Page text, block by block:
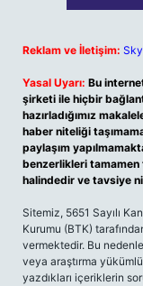
Reklam ve İletişim:
Yasal Uyarı: Bu
şirketi ile hiçbir
hazırladığımız
haber niteliği
paylaşım
benzerlikleri
halindedir ve tavsiye
Sitemiz, 5651 Sayılı
Kurumu (BTK)
vermektedir. Bu
veya araştırma
yazdıkları içeriklerin